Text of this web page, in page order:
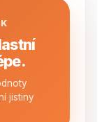
jistiny